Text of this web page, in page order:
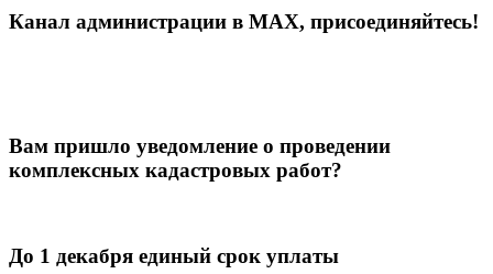
Канал администрации в МАХ, присоединяйтесь!
Вам пришло уведомление о проведении
комплексных кадастровых работ?
До 1 декабря единый срок уплаты